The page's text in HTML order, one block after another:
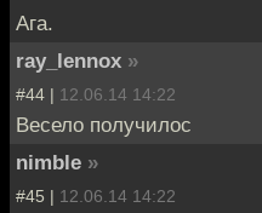
Ага.
ray_lennox »
#44 | 12.06.14 14:22
Весело получилос
nimble »
#45 | 12.06.14 14:22